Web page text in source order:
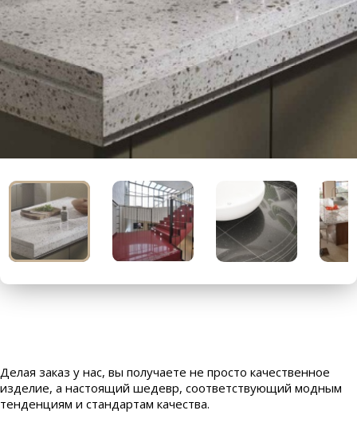
Делая заказ у нас, вы получаете не просто качественное
изделие, а настоящий шедевр, соответствующий модным
тенденциям и стандартам качества.